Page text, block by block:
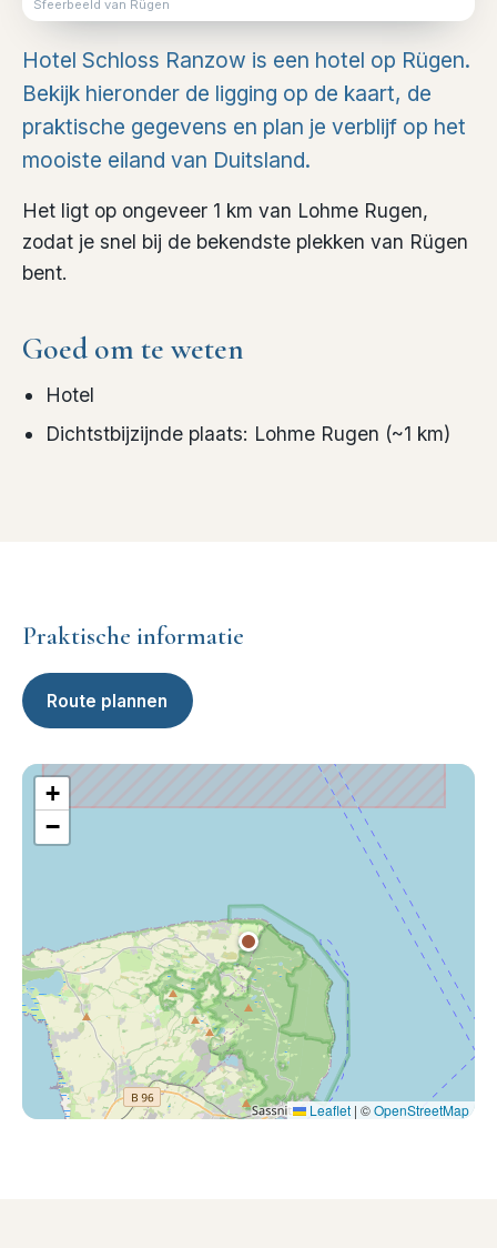
Sfeerbeeld van Rügen
Hotel Schloss Ranzow is een hotel op Rügen.
Bekijk hieronder de ligging op de kaart, de
praktische gegevens en plan je verblijf op het
mooiste eiland van Duitsland.
Het ligt op ongeveer 1 km van Lohme Rugen,
zodat je snel bij de bekendste plekken van Rügen
bent.
Goed om te weten
Hotel
Dichtstbijzijnde plaats: Lohme Rugen (~1 km)
Praktische informatie
Route plannen
+
−
Leaflet | ©OpenStreetMap